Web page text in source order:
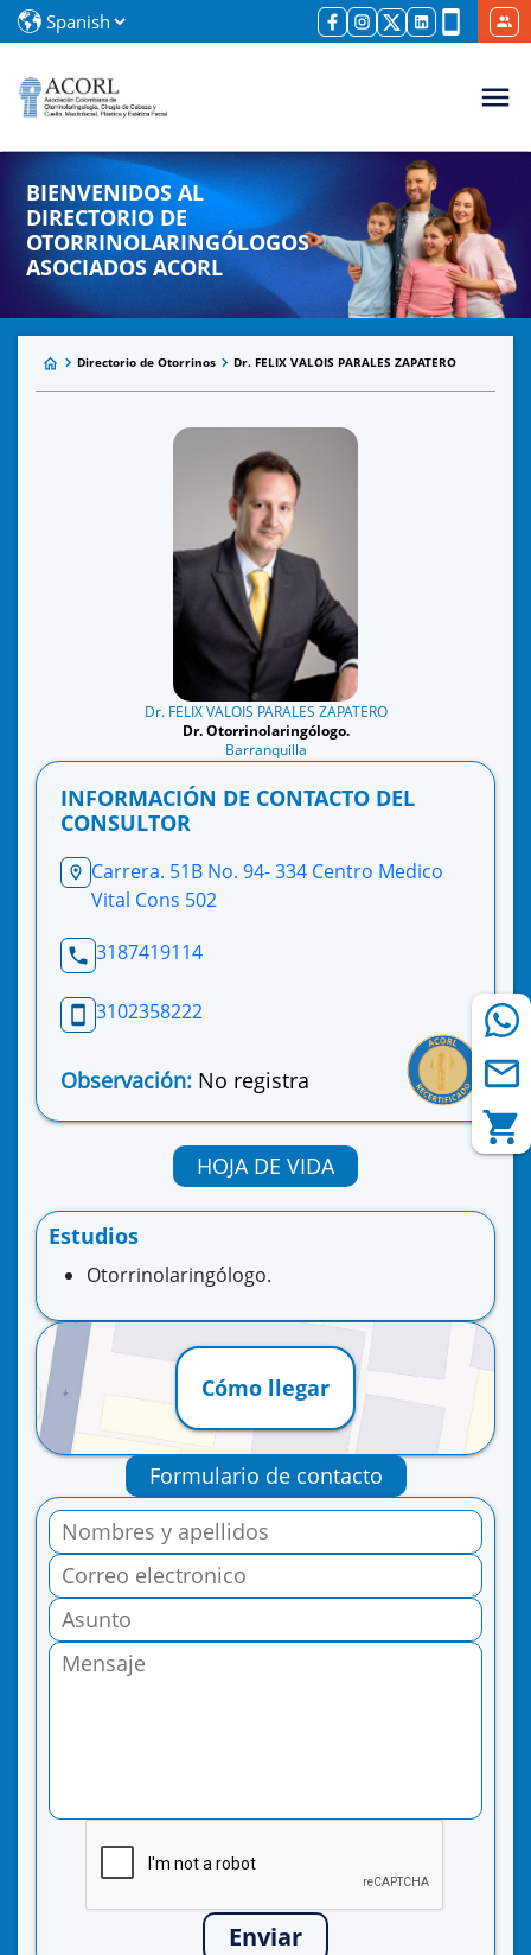
BIENVENIDOS AL
DIRECTORIO DE
OTORRINOLARINGÓLOGOS
ASOCIADOS ACORL
Directorio de Otorrinos Dr. FELIX VALOIS PARALES ZAPATERO
Dr. FELIX VALOIS PARALES ZAPATERO
Dr. Otorrinolaringólogo.
Barranquilla
INFORMACIÓN DE CONTACTO DEL
CONSULTOR
Carrera. 51B No. 94- 334 Centro Medico
Vital Cons 502
3187419114
3102358222
Observación: No registra
HOJA DE VIDA
Estudios
Otorrinolaringólogo.
Cómo llegar
Formulario de contacto
Enviar